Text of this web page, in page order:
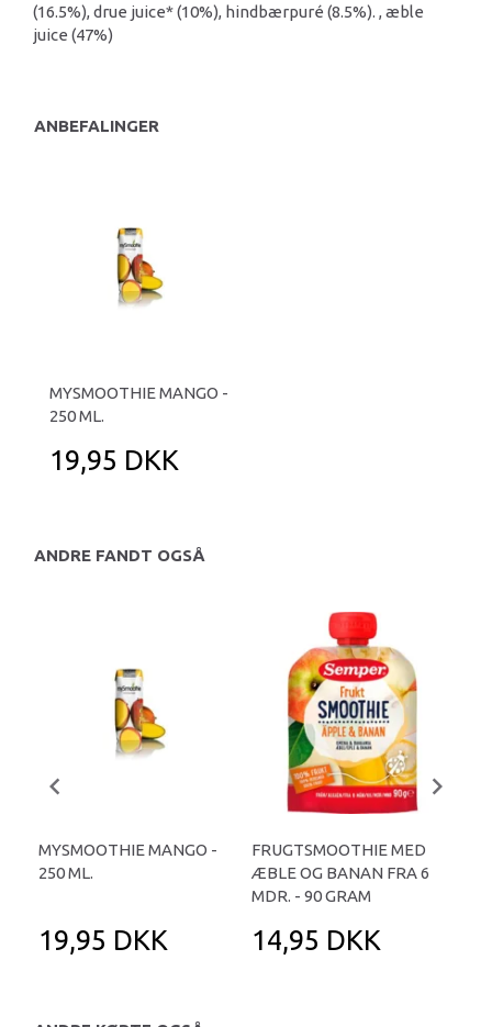
(16.5%), drue juice* (10%), hindbærpuré (8.5%). , æble
juice (47%)
ANBEFALINGER
MYSMOOTHIE MANGO -
250 ML.
19,95 DKK
ANDRE FANDT OGSÅ
MYSMOOTHIE MANGO -
250 ML.
19,95 DKK
FRUGTSMOOTHIE MED
ÆBLE OG BANAN FRA 6
MDR. - 90 GRAM
14,95 DKK